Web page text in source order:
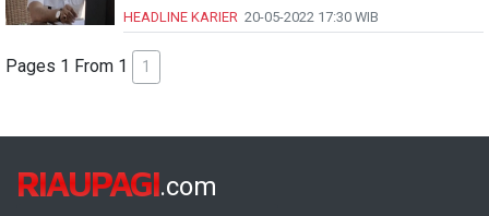
HEADLINE KARIER 20-05-2022 17:30 WIB
Pages 1 From 1 1
RIAUPAGI.com